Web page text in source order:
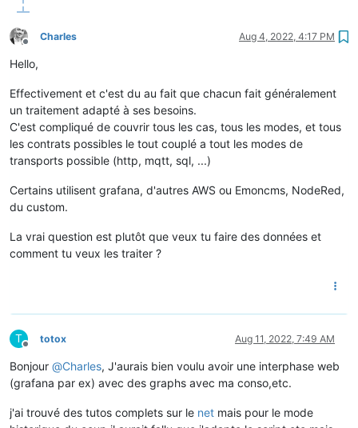
IRMS1   001     /
PREF    06      E
SINSTS  00000   T
SMAXSN-1        E12345132941   05096   \
CCASN   E225700000000   00138   ?
CCASN-1 E220000000000  00146   Y
UMOY1   E220000000000   229     5
STGE    003A4001        >
MSG1    PAS DE          MESSAGE                 <
RELAIS  000     B
NTARF   01      N
NJOURF+1        00      B
Offline
Charles Aug 4, 2022, 4:17 PM
Hello,
Effectivement et c'est du au fait que chacun fait généralement
un traitement adapté à ses besoins.
C'est compliqué de couvrir tous les cas, tous les modes, et tous
les contrats possibles le tout couplé a tout les modes de
transports possible (http, mqtt, sql, ...)
Certains utilisent grafana, d'autres AWS ou Emoncms, NodeRed,
du custom.
La vrai question est plutôt que veux tu faire des données et
comment tu veux les traiter ?
T
Offline
totox Aug 11, 2022, 7:49 AM
Bonjour @Charles, J'aurais bien voulu avoir une interphase web
(grafana par ex) avec des graphs avec ma conso,etc.
j'ai trouvé des tutos complets sur le net mais pour le mode